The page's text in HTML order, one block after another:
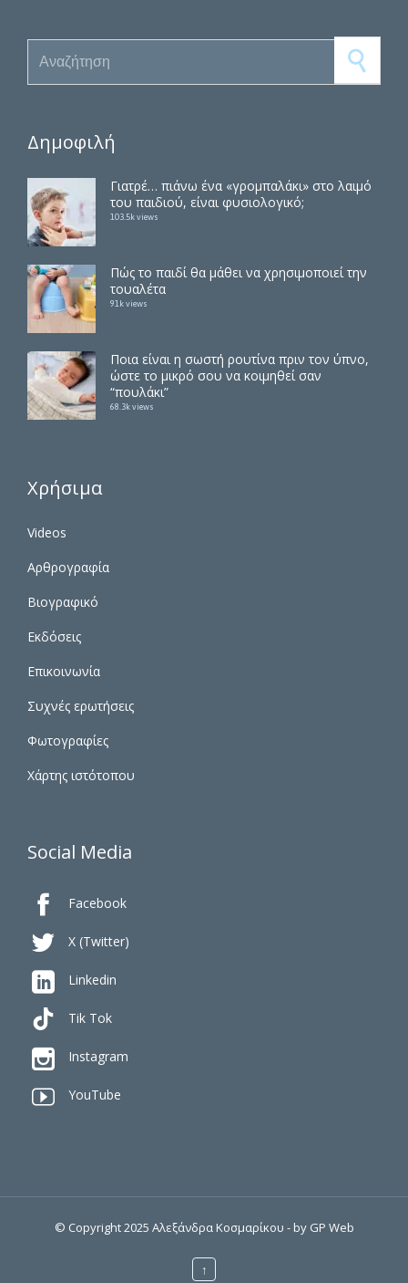
Δημοφιλή
Γιατρέ… πιάνω ένα «γρομπαλάκι» στο λαιμό
του παιδιού, είναι φυσιολογικό;
103.5k views
Πώς το παιδί θα μάθει να χρησιμοποιεί την
τουαλέτα
91k views
Ποια είναι η σωστή ρουτίνα πριν τον ύπνο,
ώστε το μικρό σου να κοιμηθεί σαν
“πουλάκι”
68.3k views
Χρήσιμα
Videos
Αρθρογραφία
Βιογραφικό
Εκδόσεις
Επικοινωνία
Συχνές ερωτήσεις
Φωτογραφίες
Χάρτης ιστότοπου
Social Media
 Facebook
 X (Twitter)
 Linkedin
Tik Tok
 Instagram
 YouTube
© Copyright 2025 Αλεξάνδρα Κοσμαρίκου - by GP Web
↑